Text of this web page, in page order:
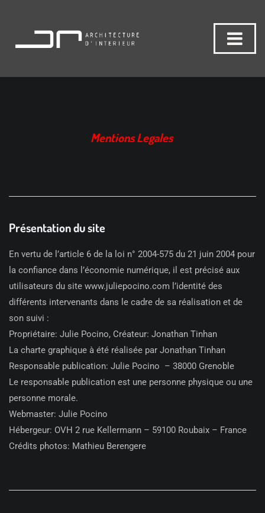
Mentions Legales
Présentation du site
En vertu de l’article 6 de la loi n° 2004-575 du 21 juin 2004 pour
la confiance dans l’économie numérique, il est précisé aux
utilisateurs du site www.juliepocino.com l’identité des
différents intervenants dans le cadre de sa réalisation et de
son suivi :
Propriétaire: Julie Pocino, Créateur: Jonathan Tinhan
La charte graphique à été réalisée par Jonathan Tinhan
Responsable publication: Julie Pocino – 38000 Grenoble
Le responsable publication est une personne physique ou une
personne morale.
Webmaster: Julie Pocino
Hébergeur: OVH 2 rue Kellermann – 59100 Roubaix – France
Crédits photos: Mathieu Berengere